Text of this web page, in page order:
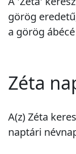
görög
a görög
Zéta
A(z) Zéta
naptári